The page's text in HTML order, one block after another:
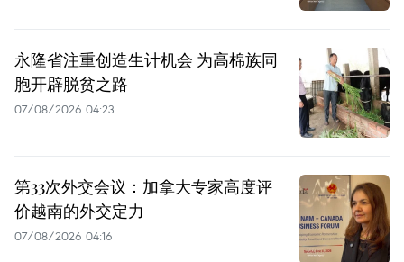
永隆省注重创造生计机会 为高棉族同
胞开辟脱贫之路
07/08/2026 04:23
第33次外交会议：加拿大专家高度评
价越南的外交定力
07/08/2026 04:16